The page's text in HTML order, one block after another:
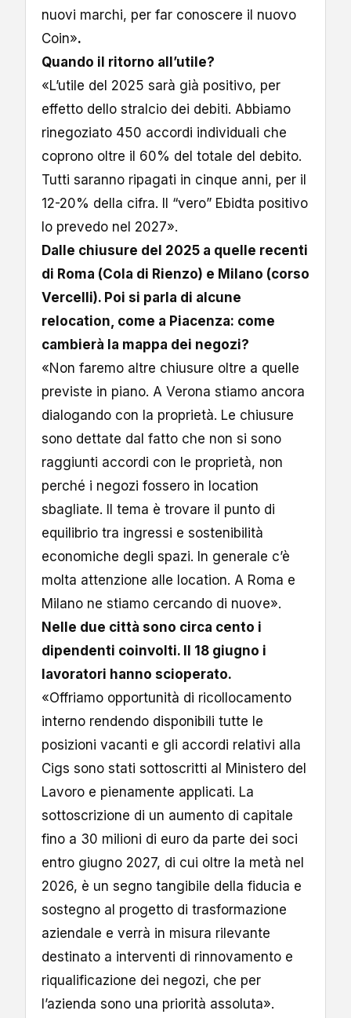
nuovi marchi, per far conoscere il nuovo
Coin».
Quando il ritorno all’utile?
«L’utile del 2025 sarà già positivo, per
effetto dello stralcio dei debiti. Abbiamo
rinegoziato 450 accordi individuali che
coprono oltre il 60% del totale del debito.
Tutti saranno ripagati in cinque anni, per il
12-20% della cifra. Il “vero” Ebidta positivo
lo prevedo nel 2027».
Dalle chiusure del 2025 a quelle recenti
di Roma (Cola di Rienzo) e Milano (corso
Vercelli). Poi si parla di alcune
relocation, come a Piacenza: come
cambierà la mappa dei negozi?
«Non faremo altre chiusure oltre a quelle
previste in piano. A Verona stiamo ancora
dialogando con la proprietà. Le chiusure
sono dettate dal fatto che non si sono
raggiunti accordi con le proprietà, non
perché i negozi fossero in location
sbagliate. Il tema è trovare il punto di
equilibrio tra ingressi e sostenibilità
economiche degli spazi. In generale c’è
molta attenzione alle location. A Roma e
Milano ne stiamo cercando di nuove».
Nelle due città sono circa cento i
dipendenti coinvolti. Il 18 giugno i
lavoratori hanno scioperato.
«Offriamo opportunità di ricollocamento
interno rendendo disponibili tutte le
posizioni vacanti e gli accordi relativi alla
Cigs sono stati sottoscritti al Ministero del
Lavoro e pienamente applicati. La
sottoscrizione di un aumento di capitale
fino a 30 milioni di euro da parte dei soci
entro giugno 2027, di cui oltre la metà nel
2026, è un segno tangibile della fiducia e
sostegno al progetto di trasformazione
aziendale e verrà in misura rilevante
destinato a interventi di rinnovamento e
riqualificazione dei negozi, che per
l’azienda sono una priorità assoluta».